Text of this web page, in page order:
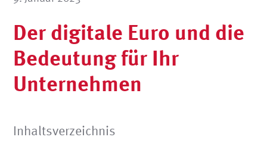
Der digitale Euro und die
Bedeutung für Ihr
Unternehmen
Inhaltsverzeichnis